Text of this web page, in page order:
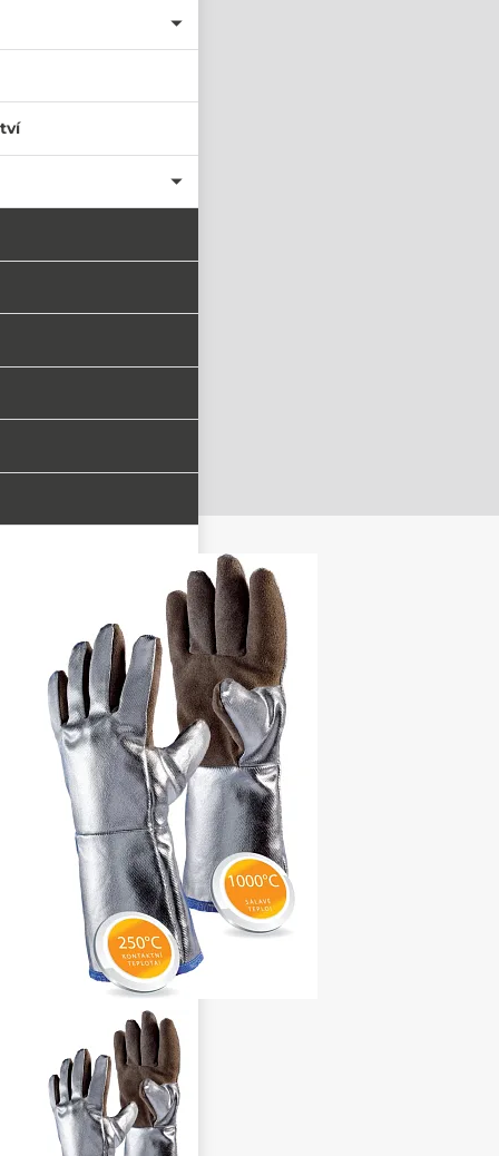
PŘIHLÁSIT SE
nastavit nové heslo